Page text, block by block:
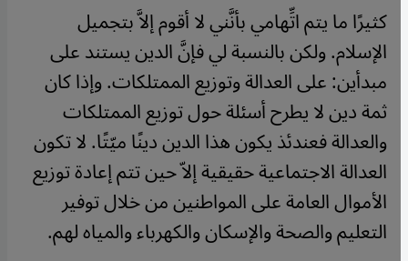
كثيرًا ما يتم اتِّهامي بأنَّني لا أقوم إلاَّ بتجميل
الإسلام. ولكن بالنسبة لي فإنَّ الدين يستند على
مبدأين: على العدالة وتوزيع الممتلكات. وإذا كان
ثمة دين لا يطرح أسئلة حول توزيع الممتلكات
والعدالة فعندئذ يكون هذا الدين دينًا ميّتًا. لا تكون
العدالة الاجتماعية حقيقية إلاّ حين تتم إعادة توزيع
الأموال العامة على المواطنين من خلال توفير
التعليم والصحة والإسكان والكهرباء والمياه لهم.